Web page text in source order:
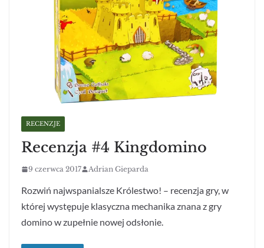
RECENZJE
Recenzja #4 Kingdomino
9 czerwca 2017 Adrian Gieparda
Rozwiń najwspanialsze Królestwo! – recenzja gry, w
której występuje klasyczna mechanika znana z gry
domino w zupełnie nowej odsłonie.